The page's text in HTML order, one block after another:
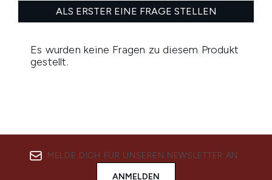
MELDE DICH FÜR UNSEREN NEWSLETTER AN
ANMELDEN